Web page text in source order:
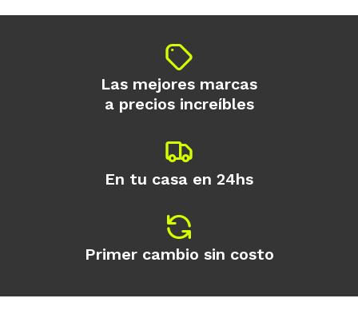
Las mejores marcas
a precios increíbles
En tu casa en 24hs
Primer cambio sin costo